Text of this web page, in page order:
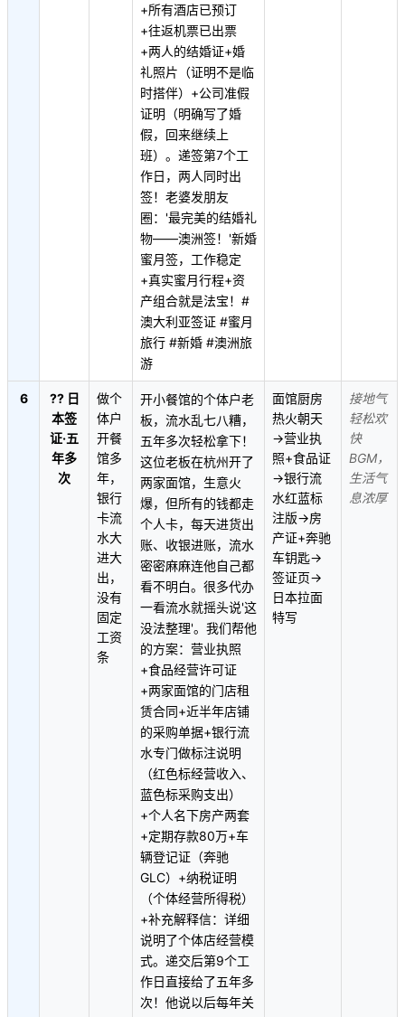
+所有酒店已预订
+往返机票已出票
+两人的结婚证+婚
礼照片（证明不是临
时搭伴）+公司准假
证明（明确写了婚
假，回来继续上
班）。递签第7个工
作日，两人同时出
签！老婆发朋友
圈：'最完美的结婚礼
物——澳洲签！'新婚
蜜月签，工作稳定
+真实蜜月行程+资
产组合就是法宝！#
澳大利亚签证 #蜜月
旅行 #新婚 #澳洲旅
游
6
?? 日
本签
证·五
年多
次
做个
体户
开餐
馆多
年，
银行
卡流
水大
进大
出，
没有
固定
工资
条
开小餐馆的个体户老
板，流水乱七八糟，
五年多次轻松拿下！
这位老板在杭州开了
两家面馆，生意火
爆，但所有的钱都走
个人卡，每天进货出
账、收银进账，流水
密密麻麻连他自己都
看不明白。很多代办
一看流水就摇头说'这
没法整理'。我们帮他
的方案：营业执照
+食品经营许可证
+两家面馆的门店租
赁合同+近半年店铺
的采购单据+银行流
水专门做标注说明
（红色标经营收入、
蓝色标采购支出）
+个人名下房产两套
+定期存款80万+车
辆登记证（奔驰
GLC）+纳税证明
（个体经营所得税）
+补充解释信：详细
说明了个体店经营模
式。递交后第9个工
作日直接给了五年多
次！他说以后每年关
面馆厨房
热火朝天
→营业执
照+食品证
→银行流
水红蓝标
注版→房
产证+奔驰
车钥匙→
签证页→
日本拉面
特写
接地气
轻松欢
快
BGM，
生活气
息浓厚